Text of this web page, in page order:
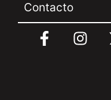
Contacto